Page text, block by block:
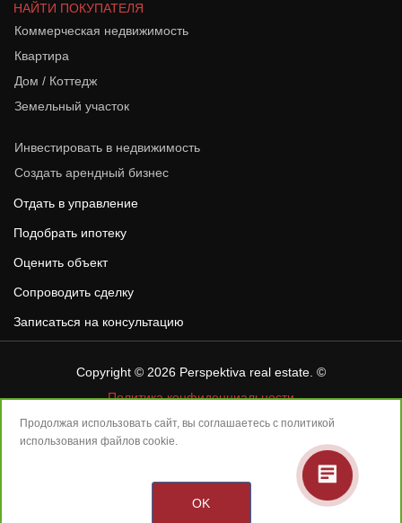
НАЙТИ ПОКУПАТЕЛЯ
Коммерческая недвижимость
Квартира
Дом / Коттедж
Земельный участок
Инвестировать в недвижимость
Создать арендный бизнес
Отдать в управление
Подобрать ипотеку
Оценить объект
Сопроводить сделку
Записаться на консультацию
Copyright © 2026 Perspektiva real estate . ©
Политика конфиденциальности
«ПЕРСПЕКТИВА» – зарегистрированная товарная марка в
сфере операций с недвижимостью, эксклюзивное право
использования товарного знака на территории России
принадлежит ООО «ПЕРСПЕКТИВА – Сделки с гарантией» на
основании лицензионного договора с правообладателем ООО
«Базис».
Продолжая использовать сайт, вы соглашаетесь с политикой
использования файлов cookie.
OK